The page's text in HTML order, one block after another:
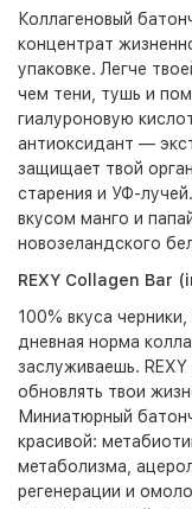
Коллагеновый
концентрат
упаковке. Легче
чем тени, тушь и
гиалуроновую
антиоксидант —
защищает твой
старения и УФ-
вкусом манго и
новозеландского
REXY Collagen Bar
100% вкуса
дневная норма
заслуживаешь.
обновлять твои
Миниатюрный
красивой:
метаболизма,
регенерации и